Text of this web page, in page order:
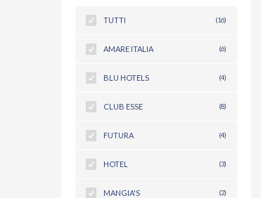
TUTTI (16)
AMARE ITALIA (6)
BLU HOTELS (4)
CLUB ESSE (8)
FUTURA (4)
HOTEL (3)
MANGIA'S (2)